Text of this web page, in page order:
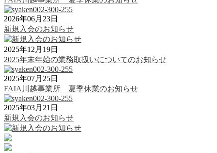
2026年06月23日
新規入会のお知らせ
2025年12月19日
2025年末年始の業務取扱いについてのお知らせ
2025年07月25日
FAIA川越事業所 夏季休業のお知らせ
2025年03月21日
新規入会のお知らせ